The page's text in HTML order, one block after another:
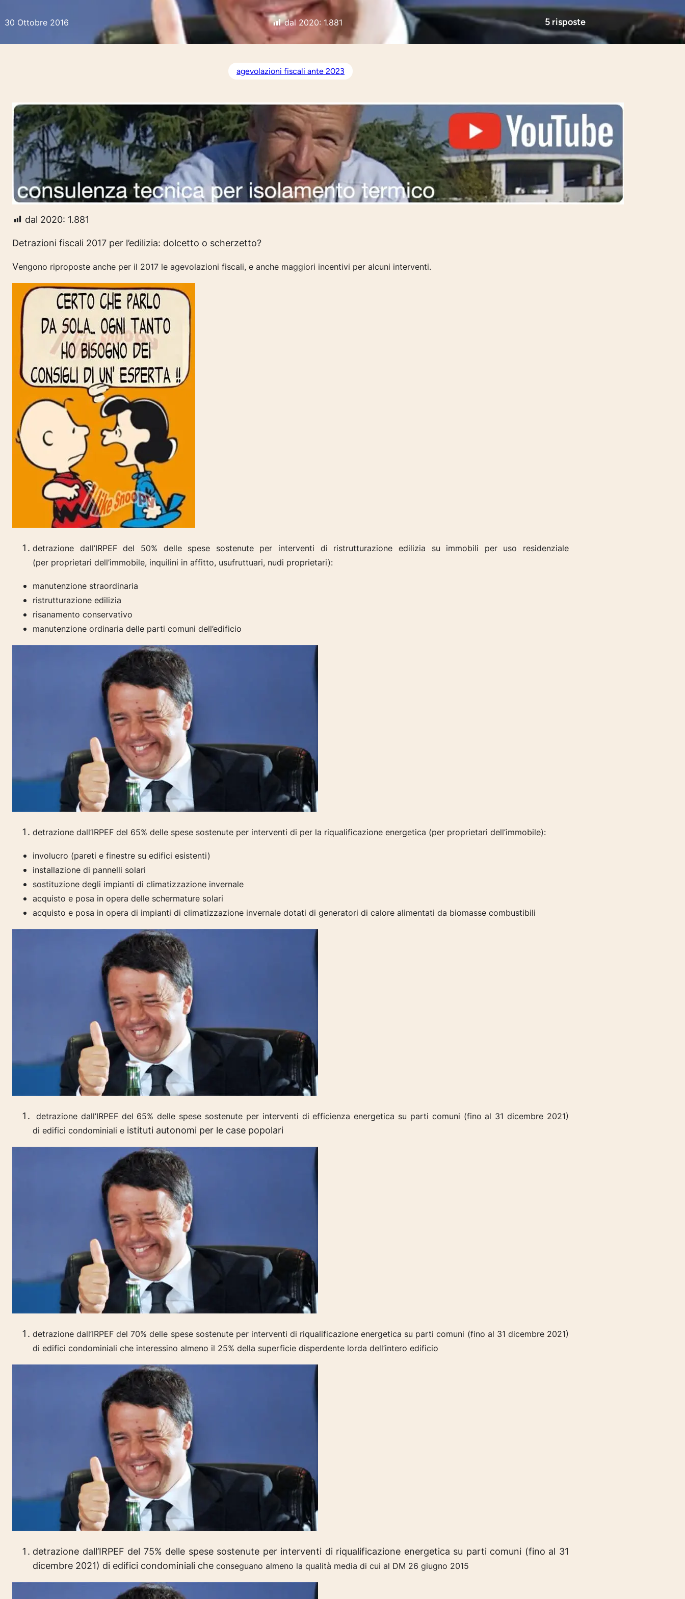
30 Ottobre 2016 dal 2020: 1.881 5 risposte
agevolazioni fiscali ante 2023
dal 2020: 1.881
Detrazioni fiscali 2017 per l’edilizia: dolcetto o scherzetto?
Vengono riproposte anche per il 2017 le agevolazioni fiscali, e anche maggiori incentivi per alcuni interventi.
detrazione dall’IRPEF del 50% delle spese sostenute per interventi di ristrutturazione edilizia su immobili per uso residenziale
(per proprietari dell’immobile, inquilini in affitto, usufruttuari, nudi proprietari):
manutenzione straordinaria
ristrutturazione edilizia
risanamento conservativo
manutenzione ordinaria delle parti comuni dell’edificio
detrazione dall’IRPEF del 65% delle spese sostenute per interventi di per la riqualificazione energetica (per proprietari dell’immobile):
involucro (pareti e finestre su edifici esistenti)
installazione di pannelli solari
sostituzione degli impianti di climatizzazione invernale
acquisto e posa in opera delle schermature solari
acquisto e posa in opera di impianti di climatizzazione invernale dotati di generatori di calore alimentati da biomasse combustibili
detrazione dall’IRPEF del 65% delle spese sostenute per interventi diefficienza energetica su parti comuni (fino al 31 dicembre 2021)
di edifici condominiali e istituti autonomi per le case popolari
detrazione dall’IRPEF del 70% delle spese sostenute per interventi di riqualificazione energetica su parti comuni (fino al 31 dicembre 2021)
di edifici condominiali che interessino almeno il 25% della superficie disperdente lorda dell’intero edificio
detrazione dall’IRPEF del 75% delle spese sostenute per interventi di riqualificazione energetica su parti comuni (fino al 31
dicembre 2021) di edifici condominiali che conseguano almeno la qualità media di cui al DM 26 giugno 2015